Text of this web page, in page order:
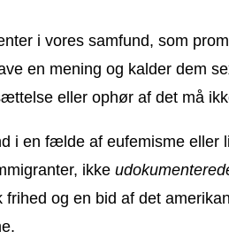
i vores samfund, som
en mening og kalder dem
eller ophør af det må
i en fælde af eufemisme
ikke
og en bid af det